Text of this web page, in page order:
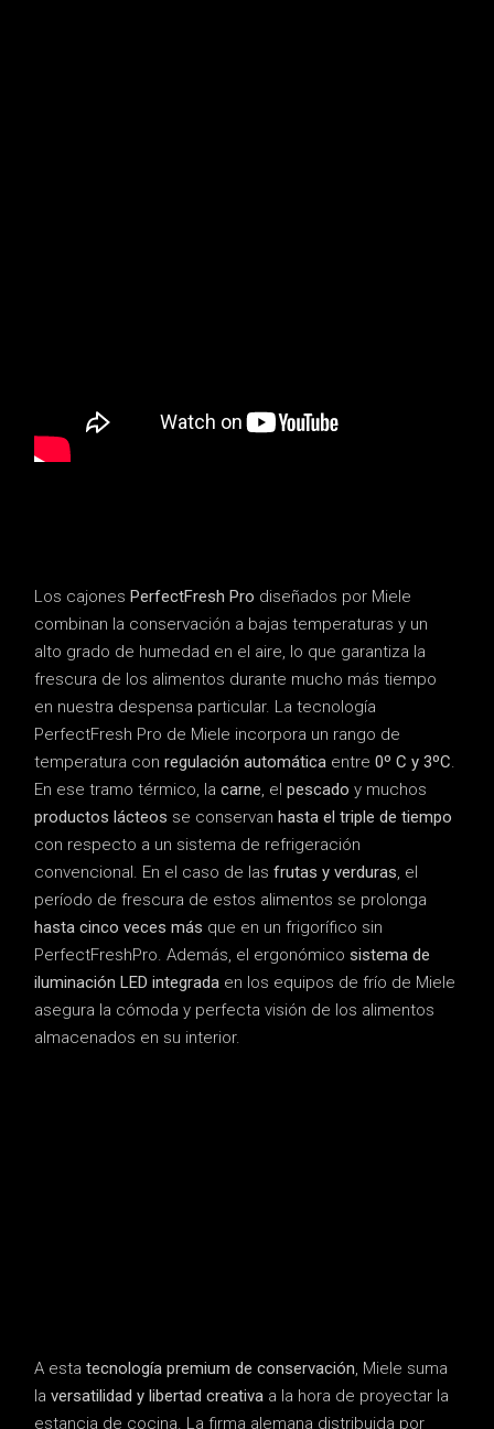
Los cajonesPerfectFresh Pro diseñados por Miele
combinan la conservación a bajas temperaturas y un
alto grado de humedad en el aire, lo que garantiza la
frescura de los alimentos durante mucho más tiempo
en nuestra despensa particular. La tecnología
PerfectFresh Pro de Miele incorpora un rango de
temperatura conregulación automática entre0º C y 3ºC.
En ese tramo térmico, lacarne, elpescadoy muchos
productos lácteos se conservanhasta el triple de tiempo
con respecto a un sistema de refrigeración
convencional. En el caso de las frutas y verduras, el
período de frescura de estos alimentos se prolonga
hasta cinco veces más que en un frigorífico sin
PerfectFreshPro. Además, el ergonómicosistema de
iluminación LED integrada en los equipos de frío de Miele
asegura la cómoda y perfecta visión de los alimentos
almacenados en su interior.
A estatecnología premium de conservación, Miele suma
laversatilidad y libertad creativa a la hora de proyectar la
estancia de cocina. La firma alemana distribuida por